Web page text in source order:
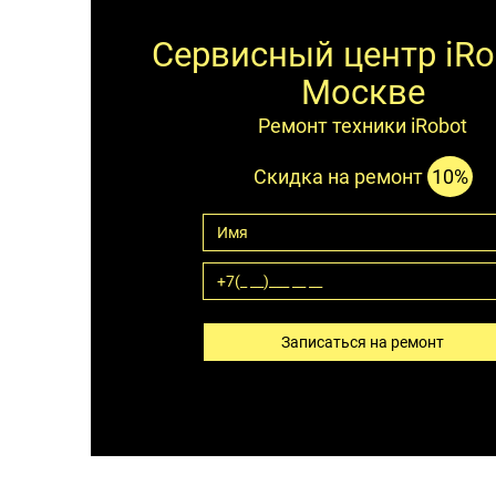
Сервисный центр
Москве
Ремонт техники iRobot
Скидка на ремонт 10%
Записаться на ремонт